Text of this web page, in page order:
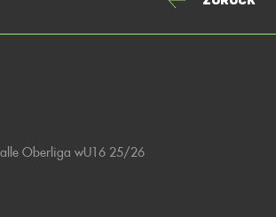
Oberliga wU16 25/26